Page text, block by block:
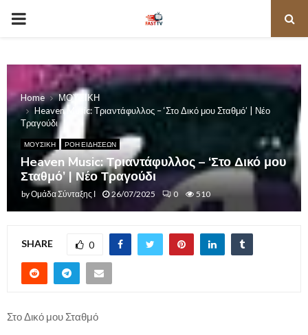
PRIMARY
Home
ΜΟΥΣΙΚΗ
Heaven Music: Τριαντάφυλλος – ‘Στο Δικό μου Σταθμό’ | Νέο
Τραγούδι
ΜΟΥΣΙΚΗ ΡΟΗ ΕΙΔΗΣΕΩΝ
Heaven Music: Τριαντάφυλλος – ‘Στο Δικό μου
Σταθμό’ | Νέο Τραγούδι
byΟμάδα Σύνταξης Ι 26/07/2025 0 510
SHARE 0
Στο Δικό μου Σταθμό